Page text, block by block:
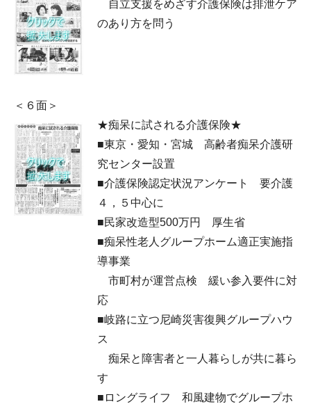
自立支援をめざす介護保険は排泄ケア
のあり方を問う
＜６面＞
★痴呆に試される介護保険★
■東京・愛知・宮城 高齢者痴呆介護研
究センター設置
■介護保険認定状況アンケート 要介護
４，５中心に
■民家改造型500万円 厚生省
■痴呆性老人グループホーム適正実施指
導事業
市町村が運営点検 緩い参入要件に対
応
■岐路に立つ尼崎災害復興グループハウ
ス
痴呆と障害者と一人暮らしが共に暮ら
す
■ロングライフ 和風建物でグループホ